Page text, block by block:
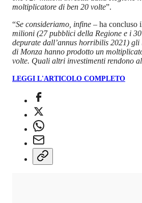
moltiplicatore di ben 20 volte”.
“Se consideriamo, infine – ha concluso
milioni (27 pubblici della Regione e i
depurate dall’annus horribilis 2021)
di Monza hanno prodotto un
volte. Quali altri investimenti rendono
LEGGI L'ARTICOLO COMPLETO